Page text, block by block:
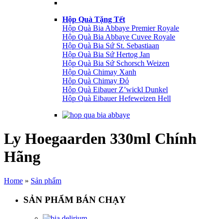
Hộp Quà Tặng Tết
Hộp Quà Bia Abbaye Premier Royale
Hộp Quà Bia Abbaye Cuvee Royale
Hộp Quà Bia Sứ St. Sebastiaan
Hộp Quà Bia Sứ Hertog Jan
Hộp Quà Bia Sứ Schorsch Weizen
Hộp Quà Chimay Xanh
Hôp Quà Chimay Đỏ
Hôp Quà Eibauer Z’wickl Dunkel
Hôp Quà Eibauer Hefeweizen Hell
Ly Hoegaarden 330ml Chính
Hãng
Home » Sản phẩm
SẢN PHẨM BÁN CHẠY